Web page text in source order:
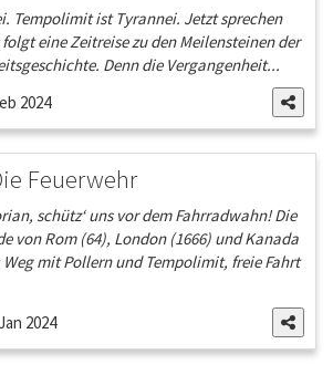
Tempolimit ist Tyrannei. Jetzt sprechen
eine Zeitreise zu den Meilensteinen der
Denn die Vergangenheit...
2024
Feuerwehr
schütz‘ uns vor dem Fahrradwahn! Die
von Rom (64), London (1666) und Kanada
Weg mit Pollern und Tempolimit, freie Fahrt
2024